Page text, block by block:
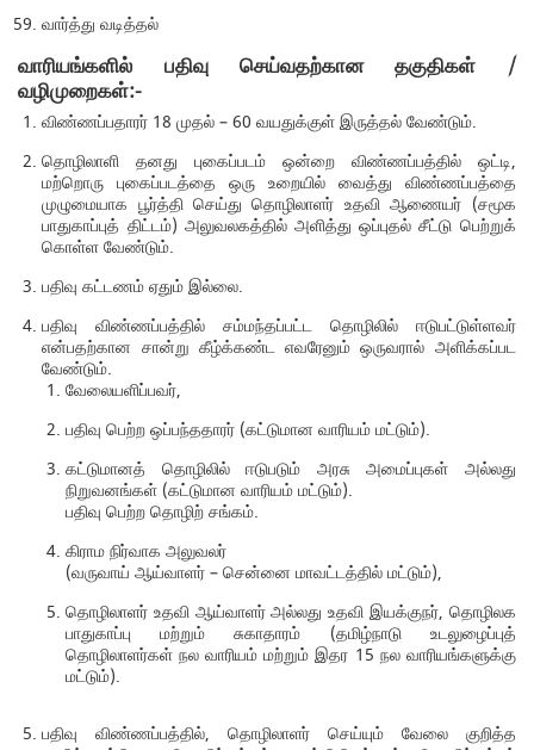
வார்த்து வடித்தல்
வாரியங்களில் பதிவு செய்வதற்கான தகுதிகள் /
வழிமுறைகள்:-
விண்ணப்பதாரர் 18 முதல் – 60 வயதுக்குள் இருத்தல் வேண்டும்.
தொழிலாளி தனது புகைப்படம் ஒன்றை விண்ணப்பத்தில் ஒட்டி,
மற்றொரு புகைப்படத்தை ஒரு உறையில் வைத்து விண்ணப்பத்தை
முழுமையாக பூர்த்தி செய்து தொழிலாளர் உதவி ஆணையர் (சமூக
பாதுகாப்புத் திட்டம்) அலுவலகத்தில் அளித்து ஒப்புதல் சீட்டு பெற்றுக்
கொள்ள வேண்டும்.
பதிவு கட்டணம் ஏதும் இல்லை.
பதிவு விண்ணப்பத்தில் சம்மந்தப்பட்ட தொழிலில் ஈடுபட்டுள்ளவர்
என்பதற்கான சான்று கீழ்க்கண்ட எவரேனும் ஒருவரால் அளிக்கப்பட
வேண்டும்.
வேலையளிப்பவர்,
பதிவு பெற்ற ஒப்பந்ததாரர் (கட்டுமான வாரியம் மட்டும்).
கட்டுமானத் தொழிலில் ஈடுபடும் அரசு அமைப்புகள் அல்லது
நிறுவனங்கள் (கட்டுமான வாரியம் மட்டும்).
பதிவு பெற்ற தொழிற் சங்கம்.
கிராம நிர்வாக அலுவலர்
(வருவாய் ஆய்வாளர் – சென்னை மாவட்டத்தில் மட்டும்),
தொழிலாளர் உதவி ஆய்வாளர் அல்லது உதவி இயக்குநர், தொழிலக
பாதுகாப்பு மற்றும் சுகாதாரம் (தமிழ்நாடு உடலுழைப்புத்
தொழிலாளர்கள் நல வாரியம் மற்றும் இதர 15 நல வாரியங்களுக்கு
மட்டும்).
பதிவு விண்ணப்பத்தில், தொழிலாளர் செய்யும் வேலை குறித்த